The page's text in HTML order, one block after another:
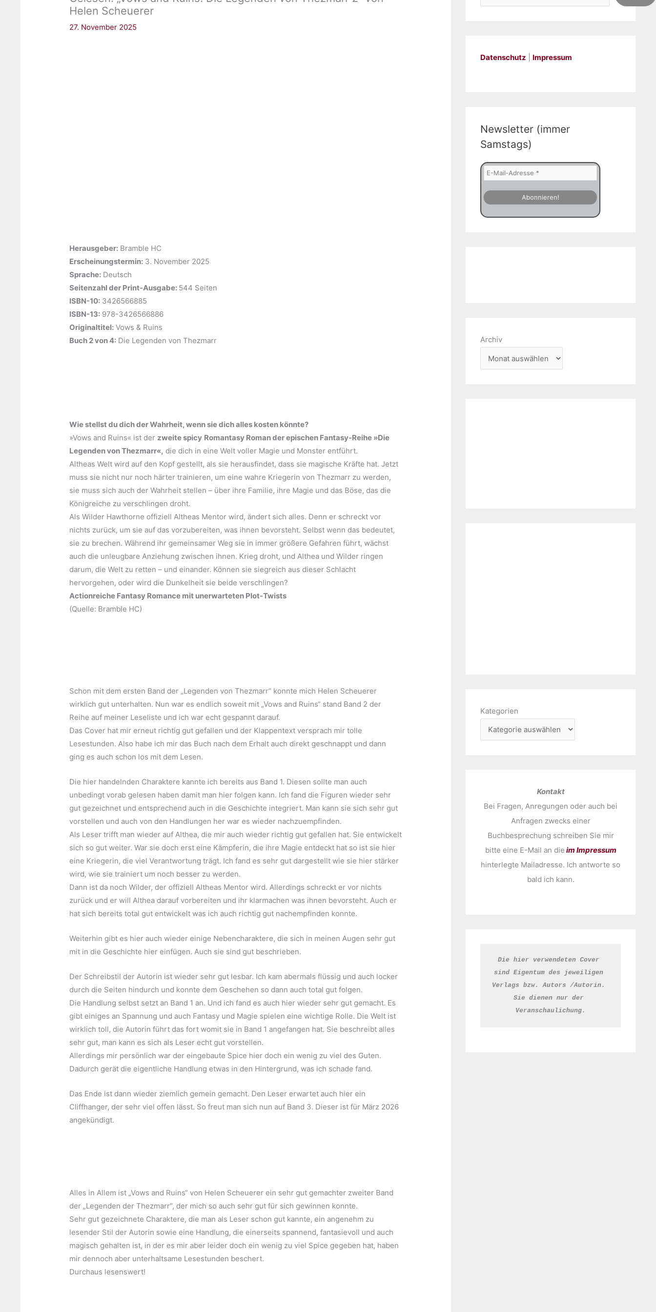
Helen Scheuerer
27. November 2025
Herausgeber: ‎Bramble HC
Erscheinungstermin: ‎3. November 2025
Sprache: ‎Deutsch
Seitenzahl der Print-Ausgabe: ‎ 544 Seiten
ISBN-10: ‎3426566885
ISBN-13: ‎978-3426566886
Originaltitel: ‎Vows & Ruins
Buch 2 von 4: ‎Die Legenden von Thezmarr
Wie stellst du dich der Wahrheit, wenn sie dich alles kosten könnte?
»Vows and Ruins« ist der zweite spicy Romantasy Roman der epischen Fantasy-Reihe »Die
Legenden von Thezmarr«, die dich in eine Welt voller Magie und Monster entführt.
Altheas Welt wird auf den Kopf gestellt, als sie herausfindet, dass sie magische Kräfte hat. Jetzt
muss sie nicht nur noch härter trainieren, um eine wahre Kriegerin von Thezmarr zu werden,
sie muss sich auch der Wahrheit stellen – über ihre Familie, ihre Magie und das Böse, das die
Königreiche zu verschlingen droht.
Als Wilder Hawthorne offiziell Altheas Mentor wird, ändert sich alles. Denn er schreckt vor
nichts zurück, um sie auf das vorzubereiten, was ihnen bevorsteht. Selbst wenn das bedeutet,
sie zu brechen. Während ihr gemeinsamer Weg sie in immer größere Gefahren führt, wächst
auch die unleugbare Anziehung zwischen ihnen. Krieg droht, und Althea und Wilder ringen
darum, die Welt zu retten – und einander. Können sie siegreich aus dieser Schlacht
hervorgehen, oder wird die Dunkelheit sie beide verschlingen?
Actionreiche Fantasy Romance mit unerwarteten Plot-Twists
(Quelle: Bramble HC)
Schon mit dem ersten Band der „Legenden von Thezmarr“ konnte mich Helen Scheuerer
wirklich gut unterhalten. Nun war es endlich soweit mit „Vows and Ruins“ stand Band 2 der
Reihe auf meiner Leseliste und ich war echt gespannt darauf.
Das Cover hat mir erneut richtig gut gefallen und der Klappentext versprach mir tolle
Lesestunden. Also habe ich mir das Buch nach dem Erhalt auch direkt geschnappt und dann
ging es auch schon los mit dem Lesen.
Die hier handelnden Charaktere kannte ich bereits aus Band 1. Diesen sollte man auch
unbedingt vorab gelesen haben damit man hier folgen kann. Ich fand die Figuren wieder sehr
gut gezeichnet und entsprechend auch in die Geschichte integriert. Man kann sie sich sehr gut
vorstellen und auch von den Handlungen her war es wieder nachzuempfinden.
Als Leser trifft man wieder auf Althea, die mir auch wieder richtig gut gefallen hat. Sie entwickelt
sich so gut weiter. War sie doch erst eine Kämpferin, die ihre Magie entdeckt hat so ist sie hier
eine Kriegerin, die viel Verantwortung trägt. Ich fand es sehr gut dargestellt wie sie hier stärker
wird, wie sie trainiert um noch besser zu werden.
Dann ist da noch Wilder, der offiziell Altheas Mentor wird. Allerdings schreckt er vor nichts
zurück und er will Althea darauf vorbereiten und ihr klarmachen was ihnen bevorsteht. Auch er
hat sich bereits total gut entwickelt was ich auch richtig gut nachempfinden konnte.
Weiterhin gibt es hier auch wieder einige Nebencharaktere, die sich in meinen Augen sehr gut
mit in die Geschichte hier einfügen. Auch sie sind gut beschrieben.
Der Schreibstil der Autorin ist wieder sehr gut lesbar. Ich kam abermals flüssig und auch locker
durch die Seiten hindurch und konnte dem Geschehen so dann auch total gut folgen.
Die Handlung selbst setzt an Band 1 an. Und ich fand es auch hier wieder sehr gut gemacht. Es
gibt einiges an Spannung und auch Fantasy und Magie spielen eine wichtige Rolle. Die Welt ist
wirklich toll, die Autorin führt das fort womit sie in Band 1 angefangen hat. Sie beschreibt alles
sehr gut, man kann es sich als Leser echt gut vorstellen.
Allerdings mir persönlich war der eingebaute Spice hier doch ein wenig zu viel des Guten.
Dadurch gerät die eigentliche Handlung etwas in den Hintergrund, was ich schade fand.
Das Ende ist dann wieder ziemlich gemein gemacht. Den Leser erwartet auch hier ein
Cliffhanger, der sehr viel offen lässt. So freut man sich nun auf Band 3. Dieser ist für März 2026
angekündigt.
Alles in Allem ist „Vows and Ruins“ von Helen Scheuerer ein sehr gut gemachter zweiter Band
der „Legenden der Thezmarr“, der mich so auch sehr gut für sich gewinnen konnte.
Sehr gut gezeichnete Charaktere, die man als Leser schon gut kannte, ein angenehm zu
lesender Stil der Autorin sowie eine Handlung, die einerseits spannend, fantasievoll und auch
magisch gehalten ist, in der es mir aber leider doch ein wenig zu viel Spice gegeben hat, haben
mir dennoch aber unterhaltsame Lesestunden beschert.
Durchaus lesenswert!
Datenschutz Impressum
Newsletter (immer
Samstags)
Archiv
Kategorien
Kontakt
Bei Fragen, Anregungen oder auch bei
Anfragen zwecks einer
Buchbesprechung schreiben Sie mir
bitte eine E-Mail an die im Impressum
hinterlegte Mailadresse. Ich antworte so
bald ich kann.
Die hier verwendeten Cover
sind Eigentum des jeweiligen
Verlags bzw. Autors /Autorin.
Sie dienen nur der
Veranschaulichung.